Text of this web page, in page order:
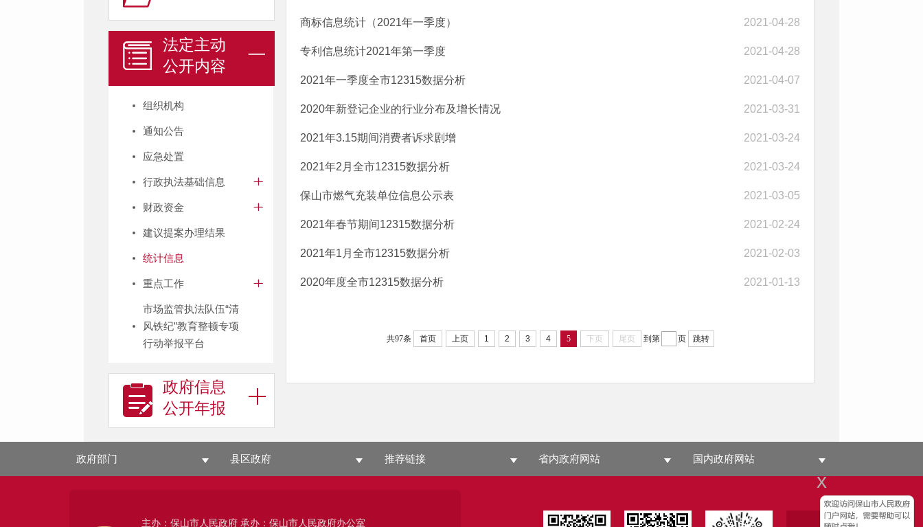
x
法定主动
公开内容
组织机构
通知公告
应急处置
行政执法基础信息
财政资金
建议提案办理结果
统计信息
重点工作
市场监管执法队伍“清
风铁纪”教育整顿专项
行动举报平台
政府信息
公开年报
商标信息统计（2021年一季度） 2021-04-28
专利信息统计2021年第一季度 2021-04-28
2021年一季度全市12315数据分析 2021-04-07
2020年新登记企业的行业分布及增长情况 2021-03-31
2021年3.15期间消费者诉求剧增 2021-03-24
2021年2月全市12315数据分析 2021-03-24
保山市燃气充装单位信息公示表 2021-03-05
2021年春节期间12315数据分析 2021-02-24
2021年1月全市12315数据分析 2021-02-03
2020年度全市12315数据分析 2021-01-13
共97条 首页 上页 1 2 3 4 5 下页 尾页 到第 页 跳转
政府部门 县区政府 推荐链接 省内政府网站 国内政府网站
主办：保山市人民政府 承办：保山市人民政府办公室